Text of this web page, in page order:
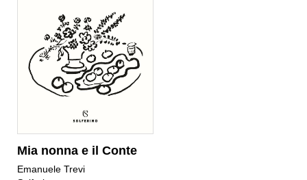
Mia nonna e il Conte
Emanuele Trevi